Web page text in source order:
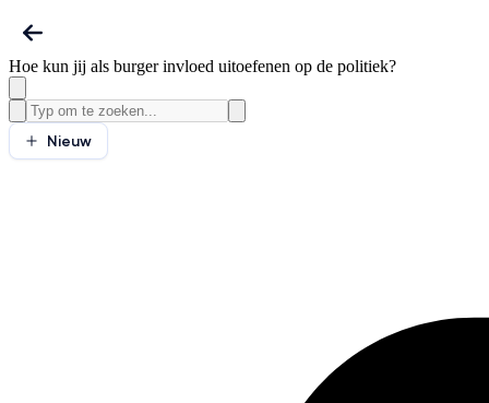
Hoe kun jij als burger invloed uitoefenen op de politiek?
Nieuw